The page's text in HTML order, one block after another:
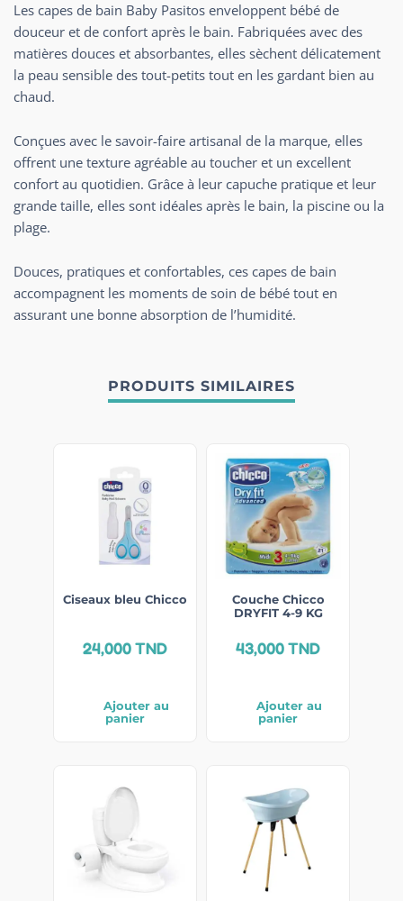
Les capes de bain Baby Pasitos enveloppent bébé de
douceur et de confort après le bain. Fabriquées avec des
matières douces et absorbantes, elles sèchent délicatement
la peau sensible des tout-petits tout en les gardant bien au
chaud.
Conçues avec le savoir-faire artisanal de la marque, elles
offrent une texture agréable au toucher et un excellent
confort au quotidien. Grâce à leur capuche pratique et leur
grande taille, elles sont idéales après le bain, la piscine ou la
plage.
Douces, pratiques et confortables, ces capes de bain
accompagnent les moments de soin de bébé tout en
assurant une bonne absorption de l’humidité.
PRODUITS SIMILAIRES
Ciseaux bleu Chicco
24,000TND
Ajouter au
panier
Couche Chicco
DRYFIT 4-9 KG
43,000TND
Ajouter au
panier